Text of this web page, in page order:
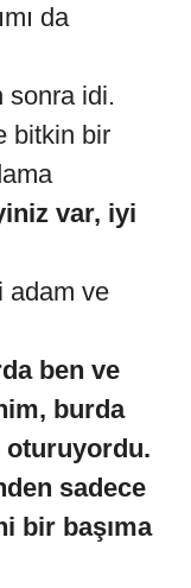
da
sonra idi.
bitkin bir
var, iyi
adam ve
ben ve
burda
oturuyordu.
sadece
bir başıma